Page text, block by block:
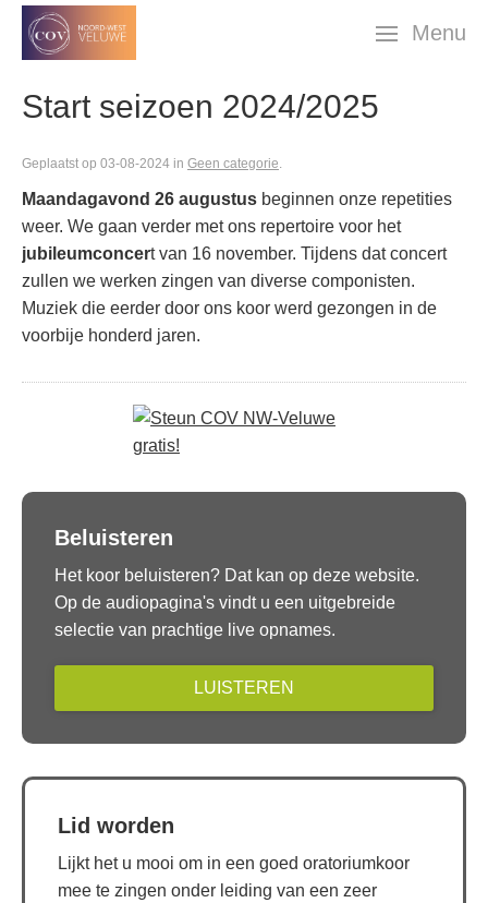
Skip
navigation
Menu
Start seizoen 2024/2025
Geplaatst op 03-08-2024 in Geen categorie.
Maandagavond 26 augustus beginnen onze repetities
weer. We gaan verder met ons repertoire voor het
jubileumconcert van 16 november. Tijdens dat concert
zullen we werken zingen van diverse componisten.
Muziek die eerder door ons koor werd gezongen in de
voorbije honderd jaren.
Beluisteren
Het koor beluisteren? Dat kan op deze website.
Op de audiopagina's vindt u een uitgebreide
selectie van prachtige live opnames.
LUISTEREN
Lid worden
Lijkt het u mooi om in een goed oratoriumkoor
mee te zingen onder leiding van een zeer